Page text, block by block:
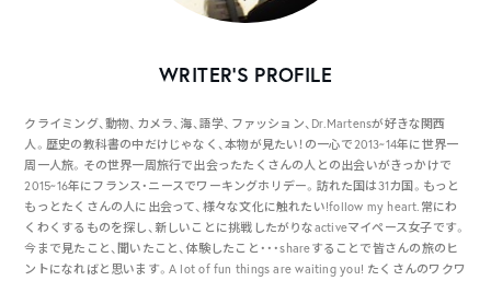
WRITER’S PROFILE
クライミング、動物、カメラ、海、語学、ファッション、Dr.Martensが好きな関西
人。歴史の教科書の中だけじゃなく、本物が見たい！の一心で2013~14年に世界一
周一人旅。その世界一周旅行で出会ったたくさんの人との出会いがきっかけで
2015~16年にフランス・ニースでワーキングホリデー。訪れた国は31カ国。もっと
もっとたくさんの人に出会って、様々な文化に触れたい!follow my heart.常にわ
くわくするものを探し、新しいことに挑戦したがりなactiveマイペース女子です。
今まで見たこと、聞いたこと、体験したこと・・・shareすることで皆さんの旅のヒ
ントになればと思います。A lot of fun things are waiting you! たくさんのワクワ